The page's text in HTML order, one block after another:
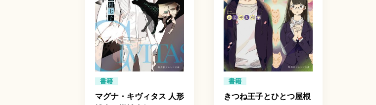
書籍
マグナ・キヴィタス 人形
書籍
きつね王子とひとつ屋根